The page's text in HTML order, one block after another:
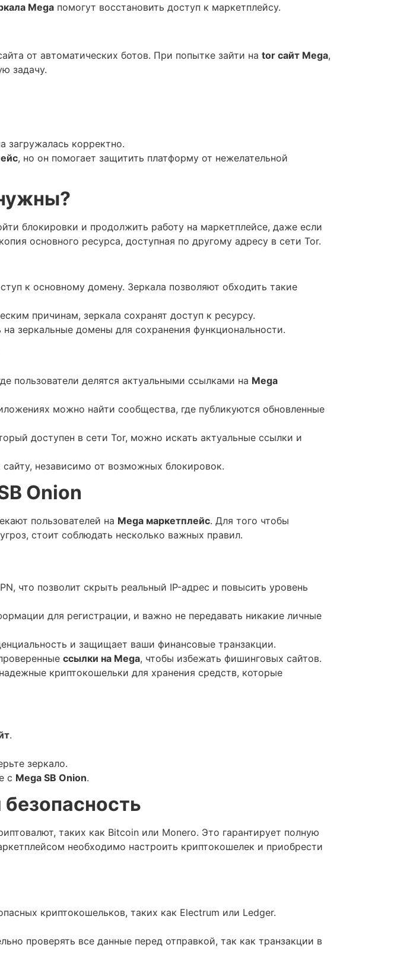
Mega помогут восстановить доступ к маркетплейсу.
от автоматических ботов. При попытке зайти на tor сайт Mega,
задачу.
загружалась корректно.
, но он помогает защитить платформу от нежелательной
блокировки и продолжить работу на маркетплейсе, даже если
основного ресурса, доступная по другому адресу в сети Tor.
к основному домену. Зеркала позволяют обходить такие
причинам, зеркала сохранят доступ к ресурсу.
зеркальные домены для сохранения функциональности.
пользователи делятся актуальными ссылками на Mega
можно найти сообщества, где публикуются обновленные
доступен в сети Tor, можно искать актуальные ссылки и
сайту, независимо от возможных блокировок.
Onion
пользователей на Mega маркетплейс. Для того чтобы
стоит соблюдать несколько важных правил.
что позволит скрыть реальный IP-адрес и повысить уровень
для регистрации, и важно не передавать никакие личные
и защищает ваши финансовые транзакции.
ссылки на Mega, чтобы избежать фишинговых сайтов.
криптокошельки для хранения средств, которые
.
зеркало.
с Mega SB Onion.
таких как Bitcoin или Monero. Это гарантирует полную
необходимо настроить криптокошелек и приобрести
криптокошельков, таких как Electrum или Ledger.
проверять все данные перед отправкой, так как транзакции в